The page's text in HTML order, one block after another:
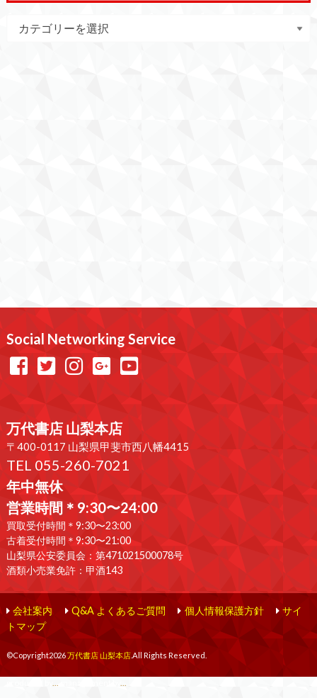
Social Networking Service
万代書店 山梨本店
〒400-0117 山梨県甲斐市西八幡4415
TEL 055-260-7021
年中無休
営業時間＊9:30〜24:00
買取受付時間＊9:30〜23:00
古着受付時間＊9:30〜21:00
山梨県公安委員会：第471021500078号
酒類小売業免許：甲酒143
会社案内 Q&A よくあるご質問 個人情報保護方針
サイ
トマップ
©Copyright2026万代書店 山梨本店.All Rights Reserved.